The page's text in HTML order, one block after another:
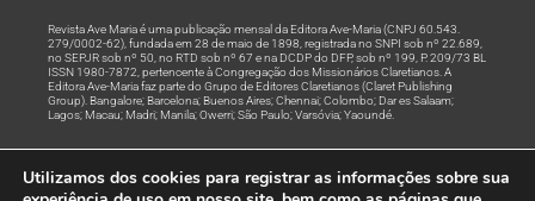
Revista Ave Maria é uma publicação mensal da Editora Ave-Maria (CNPJ 60.543.
279/0002-62), fundada em 28 de maio de 1898, registrada no SNPI sob nº 22.689,
no SEPJR sob nº 50, no RTD sob nº 67 e na DCDP do DFP, sob nº 199, P. 209/73 BL
ISSN 1980-7872, pertencente à Congregação dos Missionários Claretianos. A
Editora Ave-Maria faz parte do Grupo de Editores Claretianos (Claret Publishing
Group). Bangalore; Barcelona; Buenos Aires; Chennai; Colombo; Dar es Salaam;
Lagos; Macau; Madri; Manila; Owerri; São Paulo; Varsóvia; Yaoundé.
Rede
Utilizamos dos cookies para registrar as informações sobre sua